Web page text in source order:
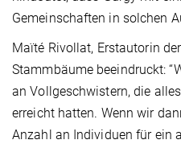
Gemeinschaften in solchen
Maïté Rivollat, Erstautorin
Stammbäume beeindruckt:
an Vollgeschwistern, die
erreicht hatten. Wenn wir
Anzahl an Individuen für ein